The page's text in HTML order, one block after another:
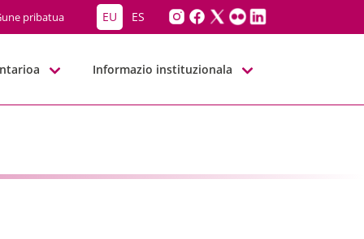
pribatua EU ES
Informazio instituzionala